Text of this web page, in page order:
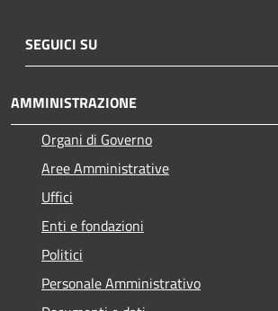
SEGUICI SU
AMMINISTRAZIONE
Organi di Governo
Aree Amministrative
Uffici
Enti e fondazioni
Politici
Personale Amministrativo